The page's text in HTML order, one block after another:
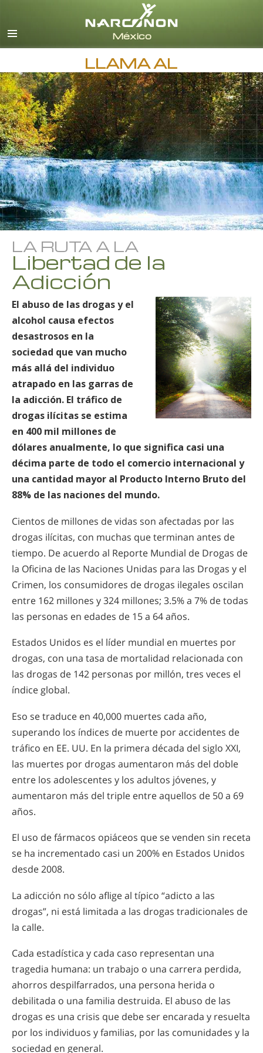
Español
Inglés
Todas las Regiones/Idiomas
LLAMA AL
LA RUTA A LA
Libertad de la
Adicción
El abuso de las drogas y el
alcohol causa efectos
desastrosos en la
sociedad que van mucho
más allá del individuo
atrapado en las garras de
la adicción. El tráfico de
drogas ilícitas se estima
en 400 mil millones de
dólares anualmente, lo que significa casi una
décima parte de todo el comercio internacional y
una cantidad mayor al Producto Interno Bruto del
88% de las naciones del mundo.
Cientos de millones de vidas son afectadas por las
drogas ilícitas, con muchas que terminan antes de
tiempo. De acuerdo al Reporte Mundial de Drogas de
la Oficina de las Naciones Unidas para las Drogas y el
Crimen, los consumidores de drogas ilegales oscilan
entre 162 millones y 324 millones; 3.5% a 7% de todas
las personas en edades de 15 a 64 años.
Estados Unidos es el líder mundial en muertes por
drogas, con una tasa de mortalidad relacionada con
las drogas de 142 personas por millón, tres veces el
índice global.
Eso se traduce en 40,000 muertes cada año,
superando los índices de muerte por accidentes de
tráfico en EE. UU. En la primera década del siglo XXI,
las muertes por drogas aumentaron más del doble
entre los adolescentes y los adultos jóvenes, y
aumentaron más del triple entre aquellos de 50 a 69
años.
El uso de fármacos opiáceos que se venden sin receta
se ha incrementado casi un 200% en Estados Unidos
desde 2008.
La adicción no sólo aflige al típico “adicto a las
drogas”, ni está limitada a las drogas tradicionales de
la calle.
Cada estadística y cada caso representan una
tragedia humana: un trabajo o una carrera perdida,
ahorros despilfarrados, una persona herida o
debilitada o una familia destruida. El abuso de las
drogas es una crisis que debe ser encarada y resuelta
por los individuos y familias, por las comunidades y la
sociedad en general.